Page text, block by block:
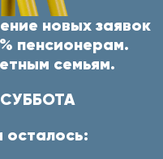
новых заявок
пенсионерам.
семьям.
осталось: